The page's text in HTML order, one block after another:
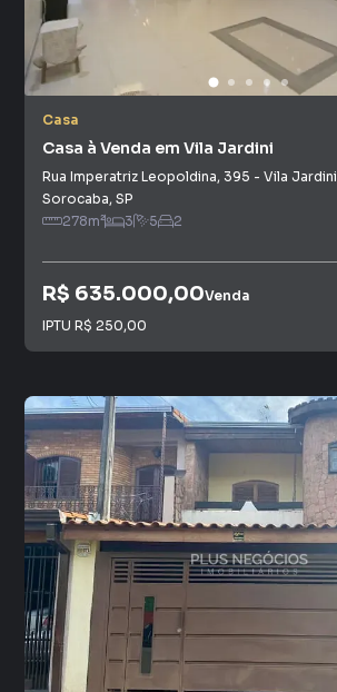
Casa
Casa à Venda em Vila Jardini
Rua Imperatriz Leopoldina, 395 - Vila Jardini
Sorocaba, SP
278m² 3 5 2
R$ 635.000,00Venda
IPTU R$ 250,00